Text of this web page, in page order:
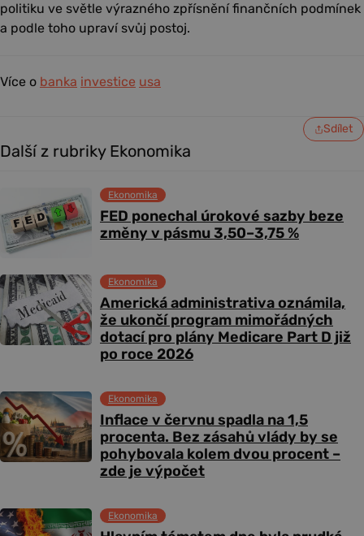
politiku ve světle výrazného zpřísnění finančních podmínek
a podle toho upraví svůj postoj.
Více o banka investice usa
Sdílet
Další z rubriky Ekonomika
FED ponechal úrokové sazby beze
změny v pásmu 3,50–3,75 %
Ekonomika
Americká administrativa oznámila,
že ukončí program mimořádných
dotací pro plány Medicare Part D již
po roce 2026
Ekonomika
Inflace v červnu spadla na 1,5
procenta. Bez zásahů vlády by se
pohybovala kolem dvou procent –
zde je výpočet
Ekonomika
Ekonomika